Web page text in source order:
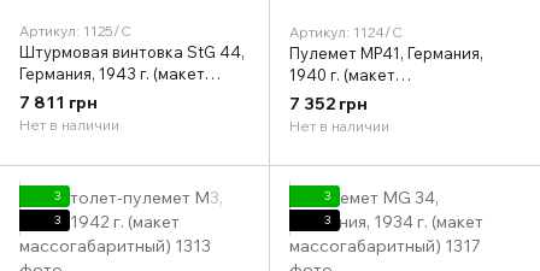
Артикул: 1125/C
Штурмовая винтовка StG 44,
Германия, 1943 г. (макет
массогабаритный)
7 811 грн
Нет в наличии
Артикул: 1124/C
Пулемет MP41, Германия,
1940 г. (макет
массогабаритный)
7 352 грн
Нет в наличии
3
3
3
3